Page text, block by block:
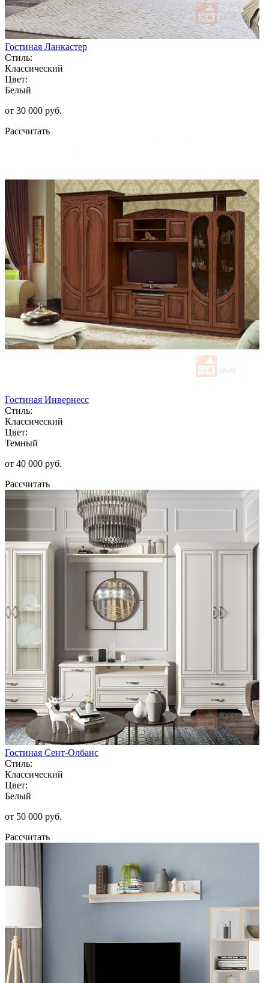
Гостиная Ланкастер
Стиль:
Классический
Цвет:
Белый
от 30 000 руб.
Рассчитать
Гостиная Инвернесс
Стиль:
Классический
Цвет:
Темный
от 40 000 руб.
Рассчитать
Гостиная Сент-Олбанс
Стиль:
Классический
Цвет:
Белый
от 50 000 руб.
Рассчитать